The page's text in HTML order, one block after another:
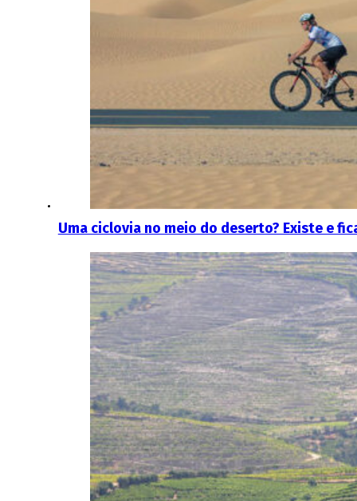
Uma ciclovia no meio do deserto? Existe e